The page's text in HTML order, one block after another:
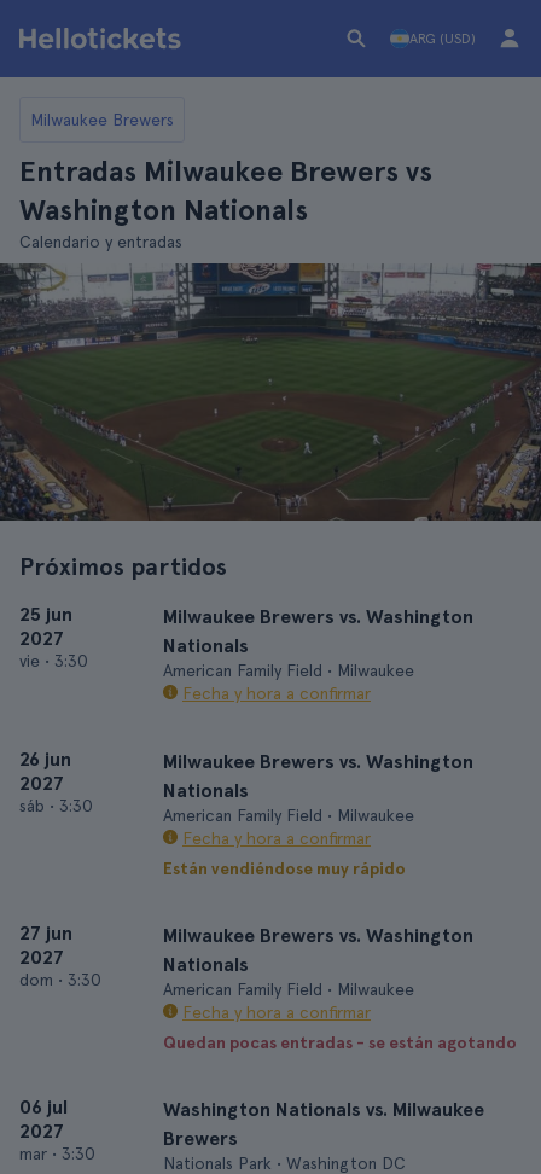
ARG (USD)
Milwaukee Brewers
Entradas Milwaukee Brewers vs
Washington Nationals
Calendario y entradas
Próximos partidos
25 jun
2027
vie • 3:30
Milwaukee Brewers vs. Washington
Nationals
American Family Field • Milwaukee
Fecha y hora a confirmar
26 jun
2027
sáb • 3:30
Milwaukee Brewers vs. Washington
Nationals
American Family Field • Milwaukee
Fecha y hora a confirmar
Están vendiéndose muy rápido
27 jun
2027
dom • 3:30
Milwaukee Brewers vs. Washington
Nationals
American Family Field • Milwaukee
Fecha y hora a confirmar
Quedan pocas entradas - se están agotando
06 jul
2027
mar • 3:30
Washington Nationals vs. Milwaukee
Brewers
Nationals Park • Washington DC